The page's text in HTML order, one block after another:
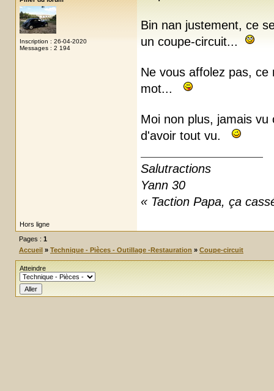
Inscription : 26-04-2020
Messages : 2 194
Bin nan justement, ce
un coupe-circuit...
Ne vous affolez pas,
mot...
Moi non plus, jamais
d'avoir tout vu.
Salutractions
Yann 30
« Taction Papa, ça
Hors ligne
Pages : 1
Accueil » Technique - Pièces - Outillage -Restauration » Coupe-circuit
Atteindre